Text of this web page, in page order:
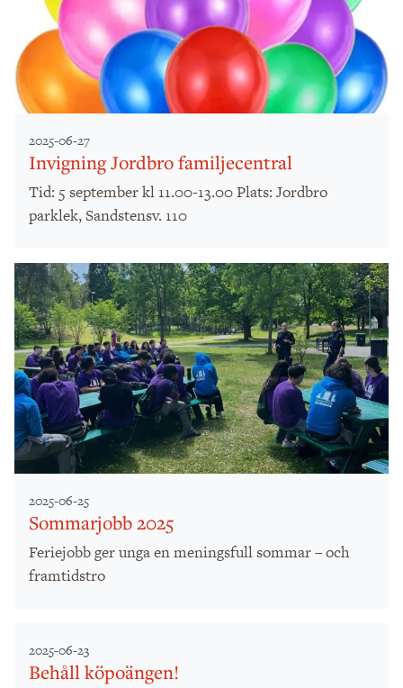
2025-06-27
Invigning Jordbro familjecentral
Tid: 5 september kl 11.00-13.00 Plats: Jordbro
parklek, Sandstensv. 110
2025-06-25
Sommarjobb 2025
Feriejobb ger unga en meningsfull sommar – och
framtidstro
2025-06-23
Behåll köpoängen!